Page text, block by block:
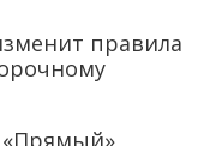
правила
«Прямый»